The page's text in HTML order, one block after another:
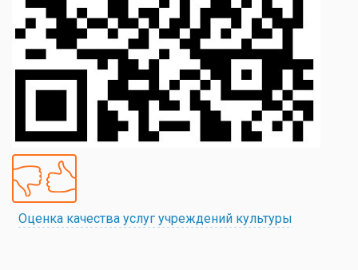
Оценка качества услуг учреждений культуры